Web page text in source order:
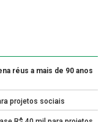
réus a mais de 90 anos
projetos sociais